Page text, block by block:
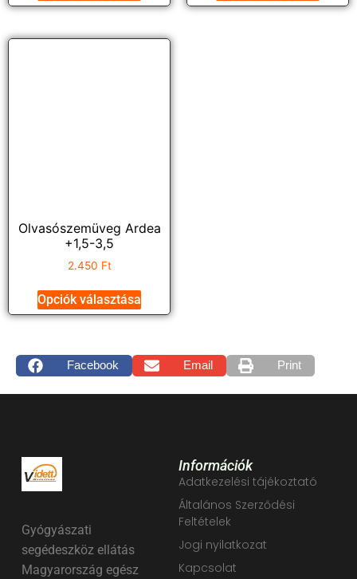
Olvasószemüveg Ardea
+1,5-3,5
2.450 Ft
Opciók választása
Facebook Email Print
Gyógyászati
segédeszköz ellátás
Magyarország egész
Információk
Adatkezelési tájékoztató
Általános Szerződési
Feltételek
Jogi nyilatkozat
Kapcsolat